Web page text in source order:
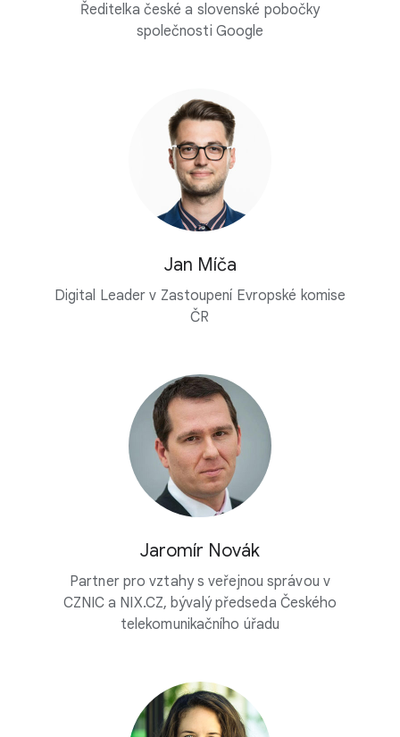
Ředitelka české a slovenské pobočky
společnosti Google
Jan Míča
Digital Leader v Zastoupení Evropské komise
ČR
Jaromír Novák
Partner pro vztahy s veřejnou správou v
CZNIC a NIX.CZ, bývalý předseda Českého
telekomunikačního úřadu